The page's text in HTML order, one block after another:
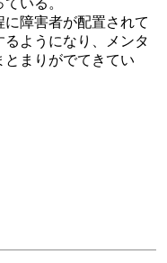
障害者が配置されて
ようになり、メンタ
とまりがでてきてい